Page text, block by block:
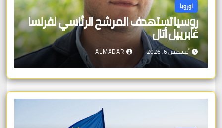
اوروبا
روسيا تستهدف المرشح الرئاسي لفرنسا
غابرييل أتال
أغسطس 6, 2026 ALMADAR